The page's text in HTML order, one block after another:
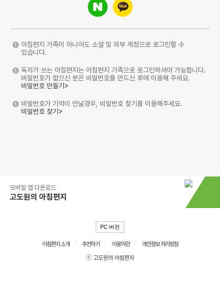
아침편지 가족이 아니어도 소셜 및 외부 계정으로 로그인할 수
있습니다.
독자가 쓰는 아침편지는 아침편지 가족으로 로그인하셔야 가능합니다.
비밀번호가 없으신 분은 비밀번호를 만드신 후에 이용해 주세요.
비밀번호 만들기>
비밀번호가 기억이 안날경우, 비밀번호 찾기를 이용해주세요.
비밀번호 찾기>
모바일 앱 다운로드
고도원의 아침편지
PC 버전
아침편지 소개 추천하기 이용약관
개인정보 처리방침
ⓒ 고도원의 아침편지